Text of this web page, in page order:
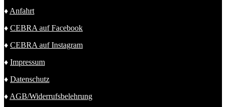
♦Anfahrt
♦ CEBRA auf Facebook
♦ CEBRA auf Instagram
♦ Impressum
♦ Datenschutz
♦AGB/Widerrufsbelehrung